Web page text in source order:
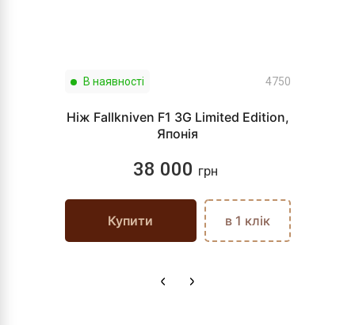
В наявності 4750
Ніж Fallkniven F1 3G Limited Edition,
Японія
38 000 грн
Купити в 1 клік